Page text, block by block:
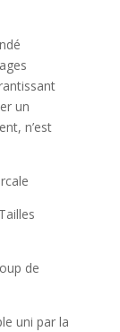
un
n’est
de
uni par la